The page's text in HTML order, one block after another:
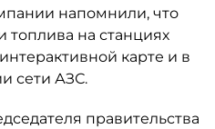
напомнили, что
на станциях
карте и в
сети АЗС.
правительства